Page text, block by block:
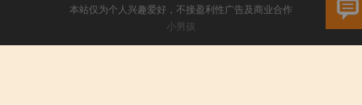
本站仅为个人兴趣爱好，不接盈利性广告及商业合作
小男孩